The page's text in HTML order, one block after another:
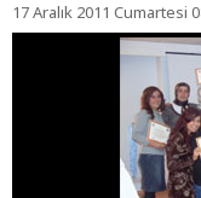
17 Aralık 2011 Cumartesi